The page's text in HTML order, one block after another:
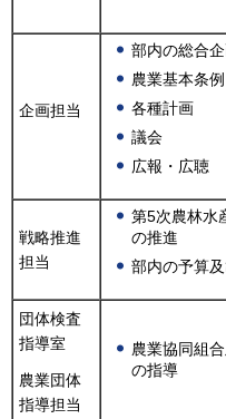
企画担当
部内の総合
農業基本条例
各種計画
議会
広報・広聴
戦略推進
担当
第5次農林水
の推進
部内の予算
団体検査
指導室
農業団体
指導担当
農業協同組
の指導